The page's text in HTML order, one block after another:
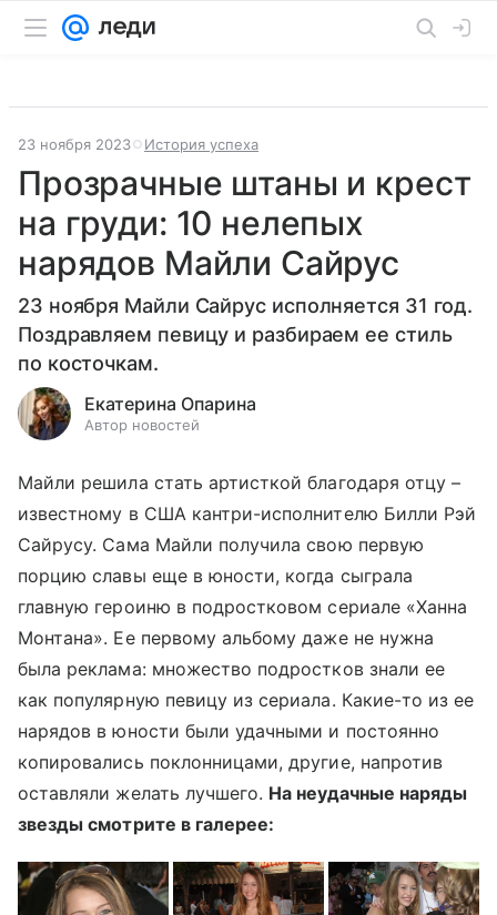
23 ноября 2023 История успеха
Прозрачные штаны и крест
на груди: 10 нелепых
нарядов Майли Сайрус
23 ноября Майли Сайрус исполняется 31 год.
Поздравляем певицу и разбираем ее стиль
по косточкам.
Екатерина Опарина
Автор новостей
Майли решила стать артисткой благодаря отцу –
известному в США кантри-исполнителю Билли Рэй
Сайрусу. Сама Майли получила свою первую
порцию славы еще в юности, когда сыграла
главную героиню в подростковом сериале «Ханна
Монтана». Ее первому альбому даже не нужна
была реклама: множество подростков знали ее
как популярную певицу из сериала. Какие-то из ее
нарядов в юности были удачными и постоянно
копировались поклонницами, другие, напротив
оставляли желать лучшего. На неудачные наряды
звезды смотрите в галерее: